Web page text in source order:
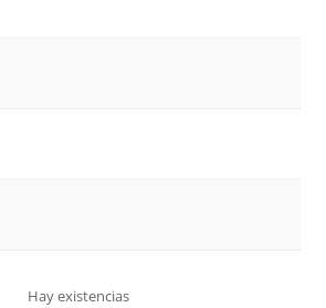
Hay existencias